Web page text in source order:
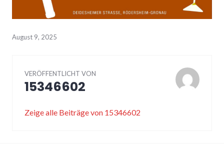
August 9, 2025
VERÖFFENTLICHT VON
15346602
Zeige alle Beiträge von 15346602